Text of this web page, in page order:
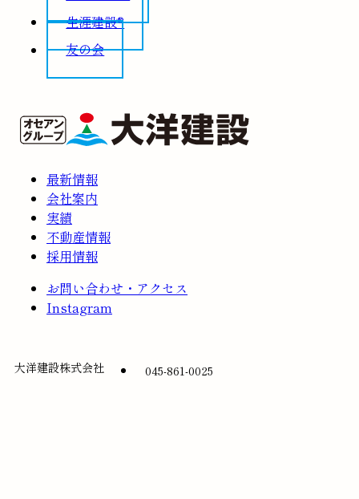
生涯建設®
友の会
最新情報
会社案内
実績
不動産情報
採用情報
お問い合わせ・アクセス
Instagram
大洋建設株式会社 045-861-0025